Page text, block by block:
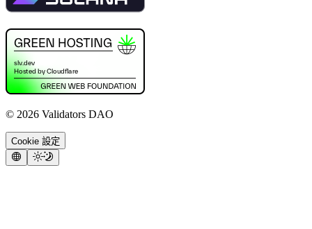
© 2026 Validators DAO
Cookie 設定